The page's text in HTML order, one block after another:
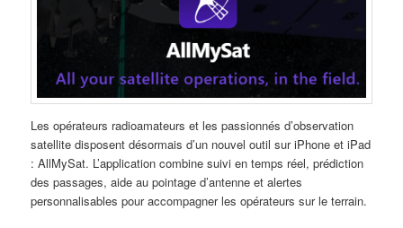
Les opérateurs radioamateurs et les passionnés d’observation
satellite disposent désormais d’un nouvel outil sur iPhone et iPad
: AllMySat. L’application combine suivi en temps réel, prédiction
des passages, aide au pointage d’antenne et alertes
personnalisables pour accompagner les opérateurs sur le terrain.